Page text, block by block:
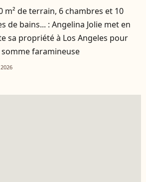
m² de terrain, 6 chambres et 10
de bains... : Angelina Jolie met en
sa propriété à Los Angeles pour
somme faramineuse